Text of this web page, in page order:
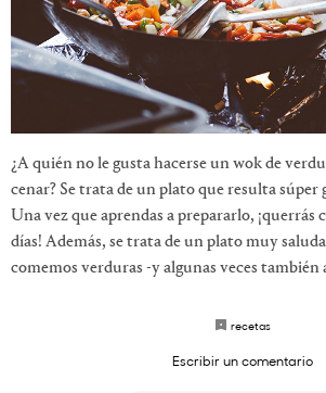
¿A quién no le gusta hacerse un wok de
cenar? Se trata de un plato que resulta súper
Una vez que aprendas a prepararlo, ¡querrás
días! Además, se trata de un plato muy
comemos verduras -y algunas veces también
recetas
Escribir un comentario